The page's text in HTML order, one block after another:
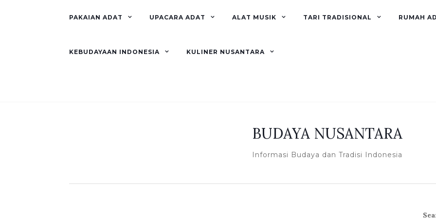
PAKAIAN ADAT UPACARA ADAT ALAT MUSIK TARI TRADISIONAL RUMAH
KEBUDAYAAN INDONESIA KULINER NUSANTARA
BUDAYA NUSANTARA
Informasi Budaya dan Tradisi Indonesia